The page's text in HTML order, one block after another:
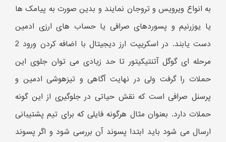
به انواع ویرویس و تروجان نمایند و بدین صورت به پیامک ها
یا یوزرنیم و پسوردهای صرافی یا حساب های ارزی ادمین
دست یابند. در اسکریپت ارز دیجیتال با اضافه کردن ورود 2
مرحله ای گوگل آتنتیکیتور تا حد زیادی می توان جلوی این
حملات را گرفت ولی در نهایت آگاهی و تیزهوشی ادمین و
پرسنل صرافی است که نقش حیاتی در جلوگیری از این گونه
حملات دارد. بعنوان مثال هرگونه فایلی که برای تیم پشتیبانی
ارسال می شود باید ابتدا پسوند آن بررسی شود و اگر پسوند